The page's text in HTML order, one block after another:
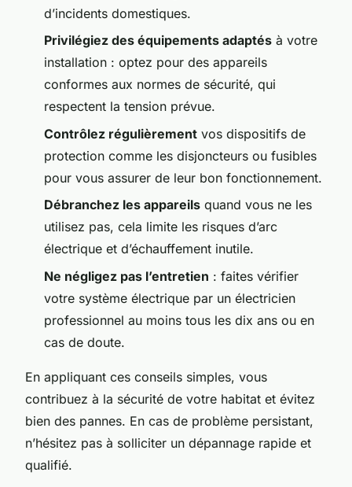
d’incidents domestiques.
Privilégiez des équipements adaptés à votre
installation : optez pour des appareils
conformes aux normes de sécurité, qui
respectent la tension prévue.
Contrôlez régulièrement vos dispositifs de
protection comme les disjoncteurs ou fusibles
pour vous assurer de leur bon fonctionnement.
Débranchez les appareils quand vous ne les
utilisez pas, cela limite les risques d’arc
électrique et d’échauffement inutile.
Ne négligez pas l’entretien : faites vérifier
votre système électrique par un électricien
professionnel au moins tous les dix ans ou en
cas de doute.
En appliquant ces conseils simples, vous
contribuez à la sécurité de votre habitat et évitez
bien des pannes. En cas de problème persistant,
n’hésitez pas à solliciter un dépannage rapide et
qualifié.